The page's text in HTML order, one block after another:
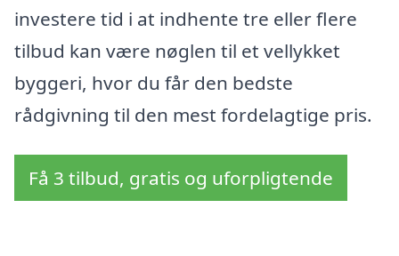
investere tid i at indhente tre eller flere
tilbud kan være nøglen til et vellykket
byggeri, hvor du får den bedste
rådgivning til den mest fordelagtige pris.
Få 3 tilbud, gratis og uforpligtende